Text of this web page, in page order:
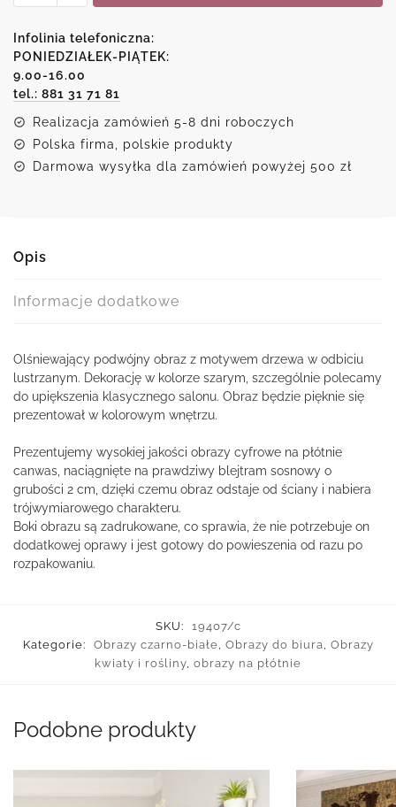
z
szarymi
drzewami
Infolinia telefoniczna:
PONIEDZIAŁEK-PIĄTEK:
9.00-16.00
tel.: 881 31 71 81
Realizacja zamówień 5-8 dni roboczych
Polska firma, polskie produkty
Darmowa wysyłka dla zamówień powyżej 500 zł
Opis
Informacje dodatkowe
Olśniewający podwójny obraz z motywem drzewa w odbiciu
lustrzanym. Dekorację w kolorze szarym, szczególnie polecamy
do upiększenia klasycznego salonu. Obraz będzie pięknie się
prezentował w kolorowym wnętrzu.
Prezentujemy wysokiej jakości obrazy cyfrowe na płótnie
canwas, naciągnięte na prawdziwy blejtram sosnowy o
grubości 2 cm, dzięki czemu obraz odstaje od ściany i nabiera
trójwymiarowego charakteru.
Boki obrazu są zadrukowane, co sprawia, że nie potrzebuje on
dodatkowej oprawy i jest gotowy do powieszenia od razu po
rozpakowaniu.
SKU:
19407/c
Kategorie:
Obrazy czarno-białe, Obrazy do biura, Obrazy
kwiaty i rośliny, obrazy na płótnie
Podobne produkty